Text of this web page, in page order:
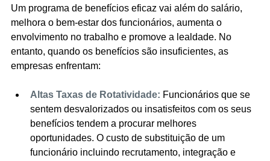
Um programa de benefícios eficaz vai além do salário,
melhora o bem-estar dos funcionários, aumenta o
envolvimento no trabalho e promove a lealdade. No
entanto, quando os benefícios são insuficientes, as
empresas enfrentam:
Altas Taxas de Rotatividade: Funcionários que se
sentem desvalorizados ou insatisfeitos com os seus
benefícios tendem a procurar melhores
oportunidades. O custo de substituição de um
funcionário incluindo recrutamento, integração e